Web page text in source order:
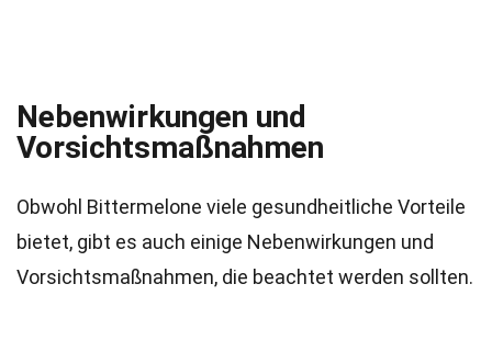
Nebenwirkungen und
Vorsichtsmaßnahmen
Obwohl Bittermelone viele gesundheitliche Vorteile
bietet, gibt es auch einige Nebenwirkungen und
Vorsichtsmaßnahmen, die beachtet werden sollten.